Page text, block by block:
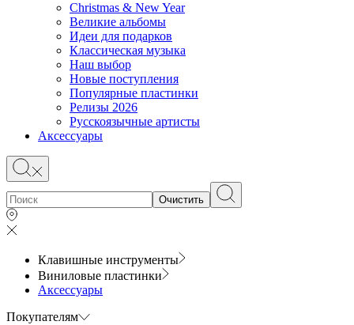
Christmas & New Year
Великие альбомы
Идеи для подарков
Классическая музыка
Наш выбор
Новые поступления
Популярные пластинки
Релизы 2026
Русскоязычные артисты
Аксессуары
Очистить
Клавишные инструменты
Виниловые пластинки
Аксессуары
Покупателям